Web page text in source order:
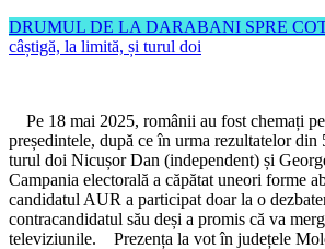
DRUMUL DE LA DARABANI SPRE
câștigă, la limită, și turul doi
Pe 18 mai 2025, românii au fost chemați
președintele, după ce în urma rezultatelor din
turul doi Nicușor Dan (independent) și
Campania electorală a căpătat uneori forme
candidatul AUR a participat doar la o
contracandidatul său deși a promis că va
televiziunile. Prezența la vot în județele